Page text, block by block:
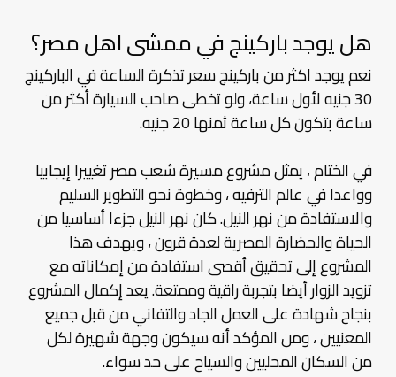
هل يوجد باركينج في ممشى اهل مصر؟
نعم يوجد اكثر من باركينج سعر تذكرة الساعة في الباركينج
30 جنيه لأول ساعة، ولو تخطى صاحب السيارة أكثر من
ساعة بتكون كل ساعة ثمنها 20 جنيه.
في الختام ، يمثل مشروع مسيرة شعب مصر تغييرا إيجابيا
وواعدا في عالم الترفيه ، وخطوة نحو التطوير السليم
والاستفادة من نهر النيل. كان نهر النيل جزءا أساسيا من
الحياة والحضارة المصرية لعدة قرون ، ويهدف هذا
المشروع إلى تحقيق أقصى استفادة من إمكاناته مع
تزويد الزوار أيضا بتجربة راقية وممتعة. يعد إكمال المشروع
بنجاح شهادة على العمل الجاد والتفاني من قبل جميع
المعنيين ، ومن المؤكد أنه سيكون وجهة شهيرة لكل
من السكان المحليين والسياح على حد سواء.